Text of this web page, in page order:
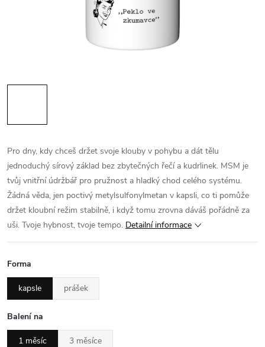
Pro dny, kdy chceš držet svoje klouby v pohybu a dát tělu
jednoduchý sírový základ bez zbytečných řečí a kudrlinek. MSM je
tvůj vnitřní údržbář pro pružnost a hladký chod celého systému.
Žádná věda, jen poctivý metylsulfonylmetan v kapsli, co ti pomůže
držet kloubní režim stabilně, i když tomu zrovna dáváš pořádně za
uši. Tvoje hybnost, tvoje tempo. Detailní informace
Forma
kapsle prášek
Balení na
1 měsíc 3 měsíce